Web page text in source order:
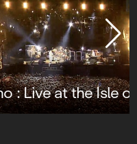
of Wight 2004